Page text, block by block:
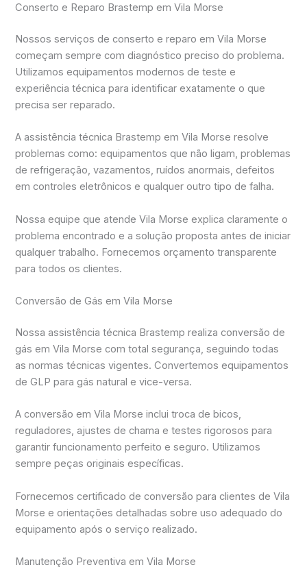
Conserto e Reparo Brastemp em Vila Morse
Nossos serviços de conserto e reparo em Vila Morse
começam sempre com diagnóstico preciso do problema.
Utilizamos equipamentos modernos de teste e
experiência técnica para identificar exatamente o que
precisa ser reparado.
A assistência técnica Brastemp em Vila Morse resolve
problemas como: equipamentos que não ligam, problemas
de refrigeração, vazamentos, ruídos anormais, defeitos
em controles eletrônicos e qualquer outro tipo de falha.
Nossa equipe que atende Vila Morse explica claramente o
problema encontrado e a solução proposta antes de iniciar
qualquer trabalho. Fornecemos orçamento transparente
para todos os clientes.
Conversão de Gás em Vila Morse
Nossa assistência técnica Brastemp realiza conversão de
gás em Vila Morse com total segurança, seguindo todas
as normas técnicas vigentes. Convertemos equipamentos
de GLP para gás natural e vice-versa.
A conversão em Vila Morse inclui troca de bicos,
reguladores, ajustes de chama e testes rigorosos para
garantir funcionamento perfeito e seguro. Utilizamos
sempre peças originais específicas.
Fornecemos certificado de conversão para clientes de Vila
Morse e orientações detalhadas sobre uso adequado do
equipamento após o serviço realizado.
Manutenção Preventiva em Vila Morse